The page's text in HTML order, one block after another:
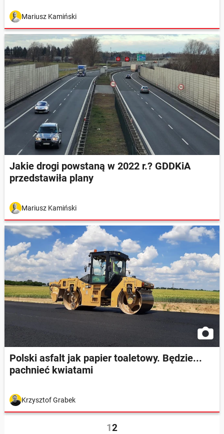
Mariusz Kamiński
Jakie drogi powstaną w 2022 r.? GDDKiA
przedstawiła plany
Mariusz Kamiński
Polski asfalt jak papier toaletowy. Będzie...
pachnieć kwiatami
Krzysztof Grabek
12